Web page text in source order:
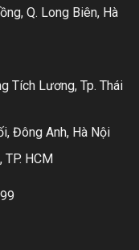
Q. Long Biên, Hà
Tích Lương, Tp. Thái
Đông Anh, Hà Nội
HCM